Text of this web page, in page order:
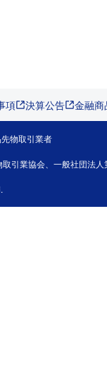
項 決算公告 金融
物取引業者
引業協会、一般社団法